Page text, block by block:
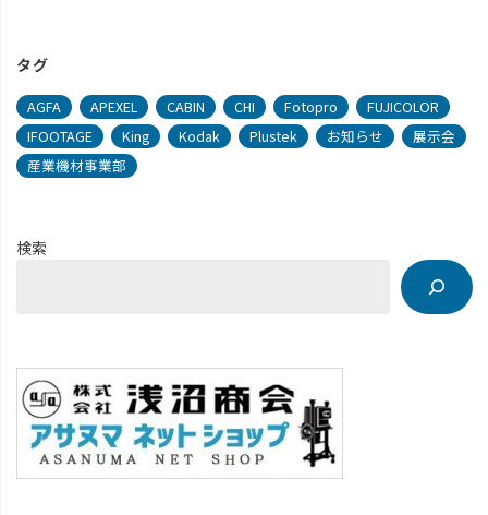
タグ
AGFA APEXEL CABIN CHI Fotopro
FUJICOLOR
IFOOTAGE
King Kodak Plustek お知らせ
展示会
産業機材事業部
検索